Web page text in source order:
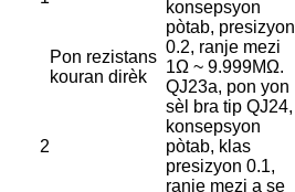
Pon rezistans
kouran dirèk
konsepsyon
pòtab, presizyon
0.2, ranje mezi
1Ω ~ 9.999MΩ.
2
QJ23a, pon yon
sèl bra tip QJ24,
konsepsyon
pòtab, klas
presizyon 0.1,
ranje mezi a se